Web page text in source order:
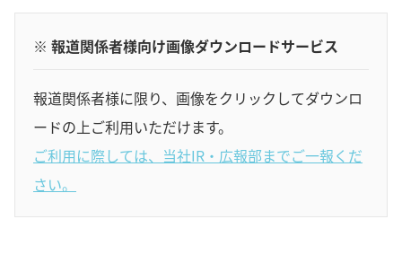
※ 報道関係者様向け画像ダウンロードサービス
報道関係者様に限り、画像をクリックしてダウンロ
ードの上ご利用いただけます。
ご利用に際しては、当社IR・広報部までご一報くだ
さい。